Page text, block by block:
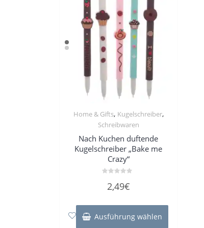
Home & Gifts, Kugelschreiber,
Schreibwaren
Nach Kuchen duftende
Kugelschreiber „Bake me
Crazy“
mit
5
2,49€
Ausführung wählen